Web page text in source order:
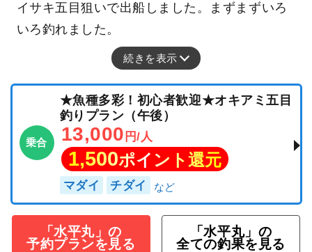
イサキ五目狙いで出船しました。まずまずいろ
いろ釣れました。
続きを表示
乗合
★魚種多彩！初心者歓迎★オキアミ五目
釣りプラン（午後）
13,000 円/人
1,500ポイント還元
マダイ チダイ
「水平丸」の
予約プランを見る
「水平丸」の
全ての釣果を見る